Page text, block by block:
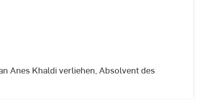
Anes Khaldi verliehen, Absolvent des